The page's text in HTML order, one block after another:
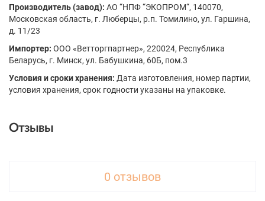
Производитель (завод): АО “НПФ “ЭКОПРОМ“, 140070,
Московская область, г. Люберцы, р.п. Томилино, ул. Гаршина,
д. 11/23
Импортер: ООО «Ветторгпартнер», 220024, Республика
Беларусь, г. Минск, ул. Бабушкина, 60Б, пом.3
Условия и сроки хранения: Дата изготовления, номер партии,
условия хранения, срок годности указаны на упаковке.
Отзывы
0 отзывов